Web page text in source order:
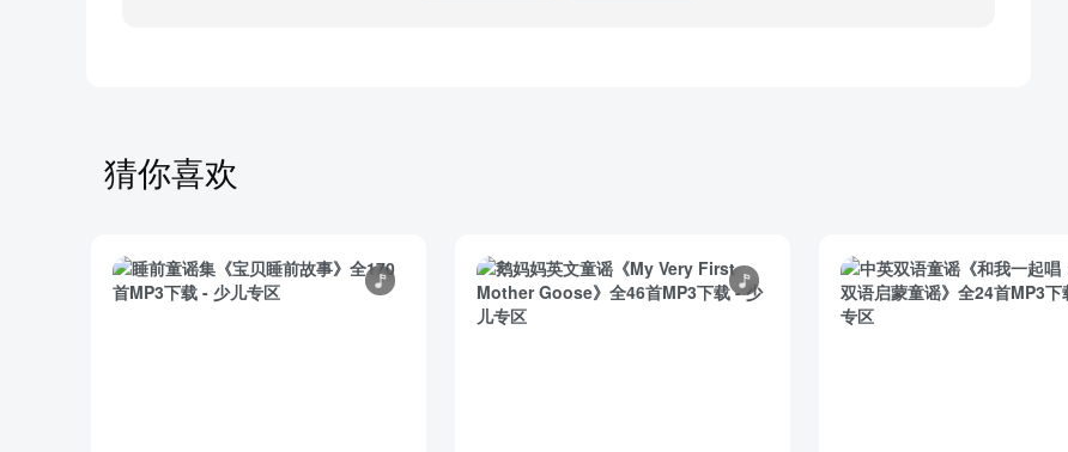
48.一个大 一个小
49.月亮歌
52.妖魔鬼怪消灭光
部分目录展示 ▶ 下载后解锁 49 首完整音频
猜你喜欢